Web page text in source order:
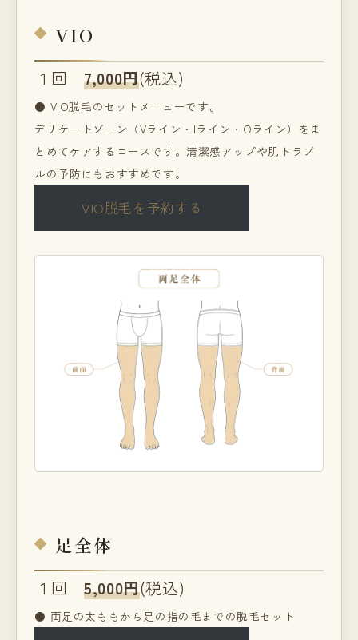
VIO
１回7,000円(税込)
● VIO脱毛のセットメニューです。
デリケートゾーン（Vライン・Iライン・Oライン）をま
とめてケアするコースです。清潔感アップや肌トラブ
ルの予防にもおすすめです。
VIO脱毛を予約する
足全体
１回5,000円(税込)
● 両足の太ももから足の指の毛までの脱毛セット